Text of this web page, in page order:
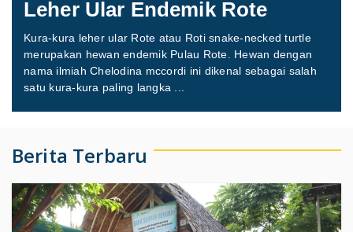
Leher Ular Endemik Rote
Kura-kura leher ular Rote atau Roti snake-necked turtle
merupakan hewan endemik Pulau Rote. Hewan dengan
nama ilmiah Chelodina mccordi ini dikenal sebagai salah
satu kura-kura paling langka ...
Berita Terbaru